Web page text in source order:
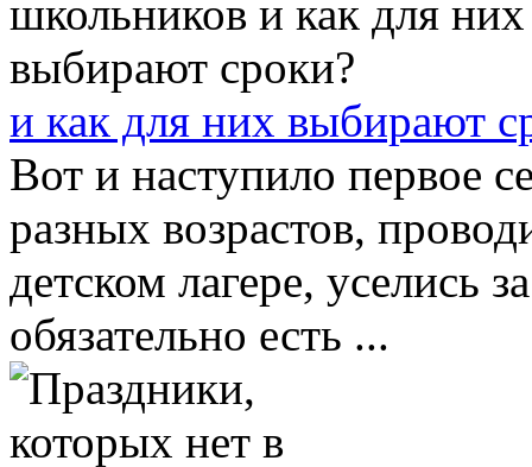
и как для них выбирают
Вот и наступило первое
разных возрастов,
детском лагере, уселись
обязательно есть ...